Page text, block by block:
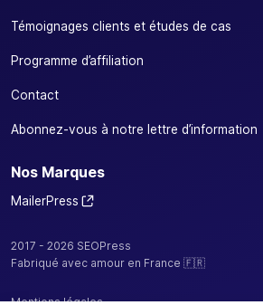
Témoignages clients et études de cas
Programme d’affiliation
Contact
Abonnez-vous à notre lettre d’information
Nos Marques
MailerPress
2017 - 2026 SEOPress
Fabriqué avec amour en France 🇫🇷
Mentions légales